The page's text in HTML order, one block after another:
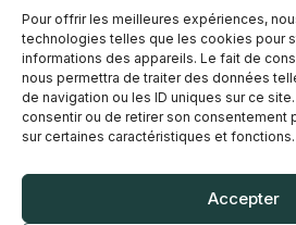
Pour offrir les meilleures expériences,
technologies telles que les cookies pour
informations des appareils. Le fait de
nous permettra de traiter des données
de navigation ou les ID uniques sur ce
consentir ou de retirer son consentement
sur certaines caractéristiques et fonctions.
Accepter
Service client
POLITIQUE DE